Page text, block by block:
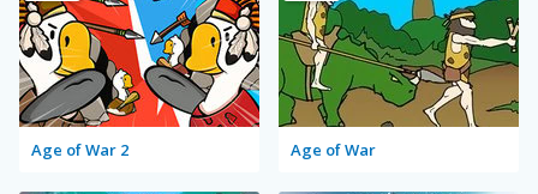
Age of War 2 Age of War